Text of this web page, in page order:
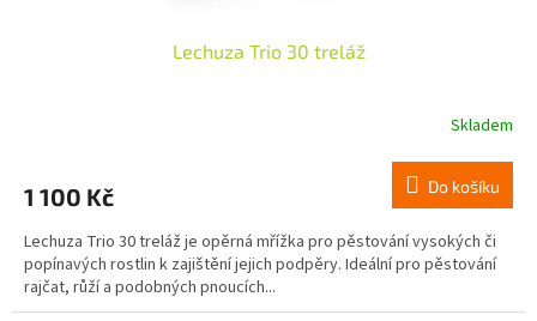
Lechuza Trio 30 treláž
Skladem
1 100 Kč Do košíku
Lechuza Trio 30 treláž je opěrná mřížka pro pěstování vysokých či
popínavých rostlin k zajištění jejich podpěry. Ideální pro pěstování
rajčat, růží a podobných pnoucích...